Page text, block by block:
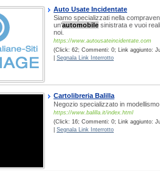
Auto Usate Incidentate
Siamo specializzati nella
un'automobile sinistrata e vuoi
noi.
https://www.autousateincidentate.com
(Click: 62; Commenti: 0; Link aggiunto:
Segnala Link Interrotto
Cartolibreria Balilla
Negozio specializzato in
https://www.balilla.it/index.html
(Click: 16; Commenti: 0; Link aggiunto:
Segnala Link Interrotto